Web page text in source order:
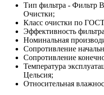
Тип фильтра - Фильтр
Очистки;
Класс очистки по
Эффективность
Номинальная
Сопротивление
Сопротивление
Температура
Цельсия;
Относительная